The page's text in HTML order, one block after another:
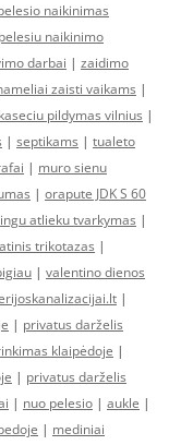
naikinimas
pelesiu naikinimo
darbai | zaidimo
zaisti vaikams |
kaseciu pildymas vilnius |
| septikams | tualeto
| muro sienu
| orapute JDK S 60
atlieku tvarkymas |
trikotazas |
| valentino dienos
|
| privatus darželis
klaipėdoje |
| privatus darželis
| nuo pelesio | aukle |
| mediniai